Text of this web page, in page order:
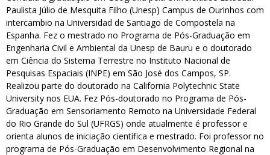
Paulista Júlio de Mesquita Filho (Unesp) Campus de Ourinhos com
intercambio na Universidad de Santiago de Compostela na
Espanha. Fez o mestrado no Programa de Pós-Graduação em
Engenharia Civil e Ambiental da Unesp de Bauru e o doutorado
em Ciência do Sistema Terrestre no Instituto Nacional de
Pesquisas Espaciais (INPE) em São José dos Campos, SP.
Realizou parte do doutorado na California Polytechnic State
University nos EUA. Fez Pós-doutorado no Programa de Pós-
Graduação em Sensoriamento Remoto na Universidade Federal
do Rio Grande do Sul (UFRGS) onde atualmente é professor e
orienta alunos de iniciação científica e mestrado. Foi professor no
programa de Pós-Graduação em Desenvolvimento Regional na